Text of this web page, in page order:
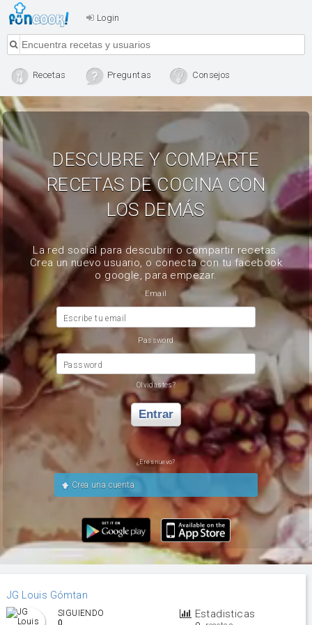
Login
Recetas Preguntas Consejos
DESCUBRE Y COMPARTE
RECETAS DE COCINA CON
LOS DEMÁS
La red social para descubrir o compartir recetas.
Crea un nuevo usuario, o conecta con tu facebook
o google, para empezar.
Email
Escribe tu email
Password
Password
Olvidastes?
Entrar
¿Eres nuevo?
Crea una cuenta
JG Louis Gómtan
Estadisticas
SIGUIENDO
0